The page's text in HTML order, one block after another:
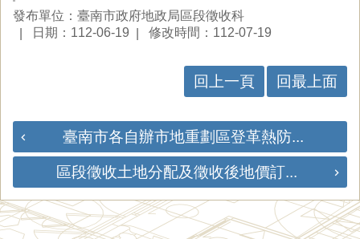
發布單位：臺南市政府地政局區段徵收科
日期：112-06-19
修改時間：112-07-19
回上一頁 回最上面
臺南市各自辦市地重劃區登革熱防...
區段徵收土地分配及徵收後地價訂...